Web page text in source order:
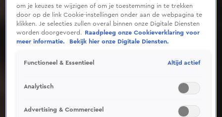
Deze video is niet beschikbaar op je huidige locatie
om je keuzes te wijzigen of om je toestemming in te trekken
door op de link Cookie-instellingen onder aan de webpagina te
klikken. Je selecties zullen overal binnen onze Digitale Diensten
worden doorgevoerd.
Raadpleeg onze Cookieverklaring voor
meer informatie.
Bekijk hier onze Digitale Diensten.
Functioneel & Essentieel Altijd actief
Analytisch
Advertising & Commercieel